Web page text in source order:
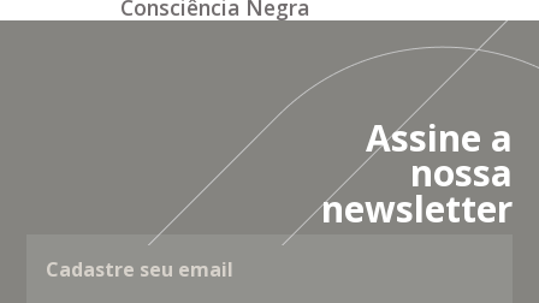
Consciência Negra
Assine a
nossa
newsletter